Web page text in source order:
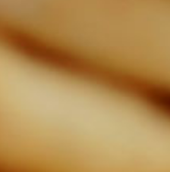
Velmi jednoduchá majonéza,
kterou si vyrobíte z
ingrediencí, které doma
vždycky najdete.|
Mějme na paměti, že
majonéza neobsahuje žádné
Porci uvaříte za 4 Kč
5 minut